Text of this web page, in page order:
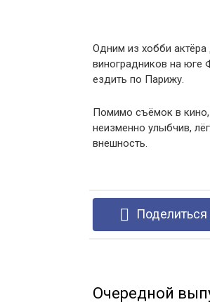
Одним из хобби актёра
виноградников на юге
ездить по Парижу.
Помимо съёмок в кино,
неизменно улыбчив,
внешность.
Поделиться
Очередной